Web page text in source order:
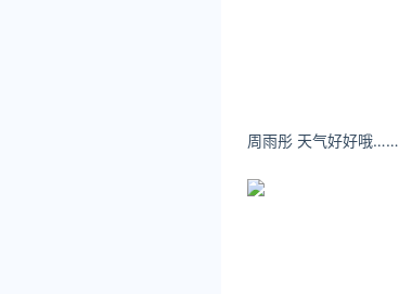
周雨彤 天气好好哦…… ​​​​